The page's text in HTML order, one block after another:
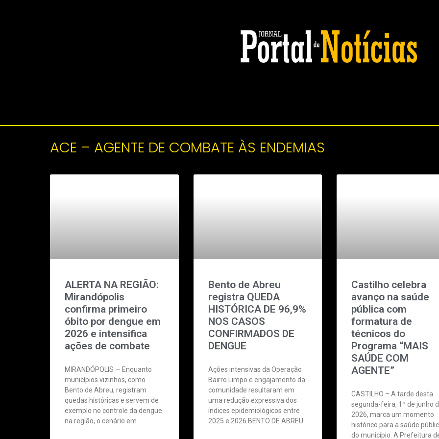
ACE – AGENTE DE COMBATE ÀS ENDEMIAS
ALERTA NA REGIÃO:
Mirandópolis
confirma primeiro
óbito por dengue em
2026 e intensifica
ações de combate
MIRANDÓPOLIS — Enquanto
municípios vizinhos, como
Bento de Abreu, registram
quedas históricas e servem de
exemplo no controle da dengue
na região, o cenário em
Bento de Abreu
registra QUEDA
HISTÓRICA DE 96,9%
NOS CASOS
CONFIRMADOS DE
DENGUE
Ações intensivas da Operação
Bairro Limpo e engajamento da
comunidade resultaram em
uma redução expressiva dos
índices epidemiológicos entre
2025 e 2026 BENTO DE ABREU
Castilho celebra
avanço na saúde
pública com
formatura de
técnicos do
Programa “MAIS
SAÚDE COM
AGENTE”
CASTILHO – A tarde desta
segunda-feira, 1º de junho
2026, marca um momento
histórico para a saúde
do município. A Prefeitura